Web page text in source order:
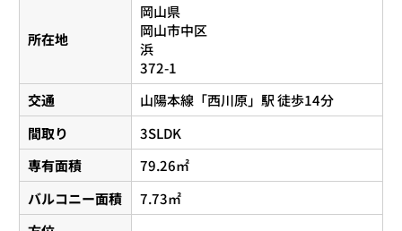
所在地
岡山県
岡山市中区
浜
372-1
交通
山陽本線 「西川原」駅 徒歩14分
間取り
3SLDK
専有面積
79.26㎡
バルコニー面積
7.73㎡